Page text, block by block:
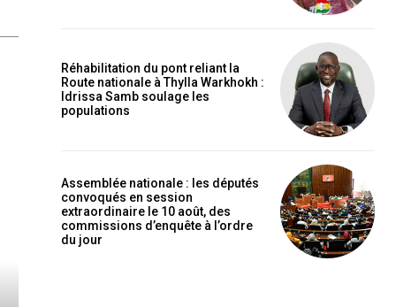
Réhabilitation du pont reliant la
Route nationale à Thylla Warkhokh :
Idrissa Samb soulage les
populations
Assemblée nationale : les députés
convoqués en session
extraordinaire le 10 août, des
commissions d’enquête à l’ordre
du jour